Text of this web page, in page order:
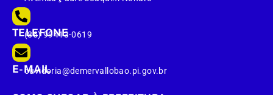
TELEFONE
(86) 99413-0619
E-MAIL
ouvidoria@demervallobao.pi.gov.br